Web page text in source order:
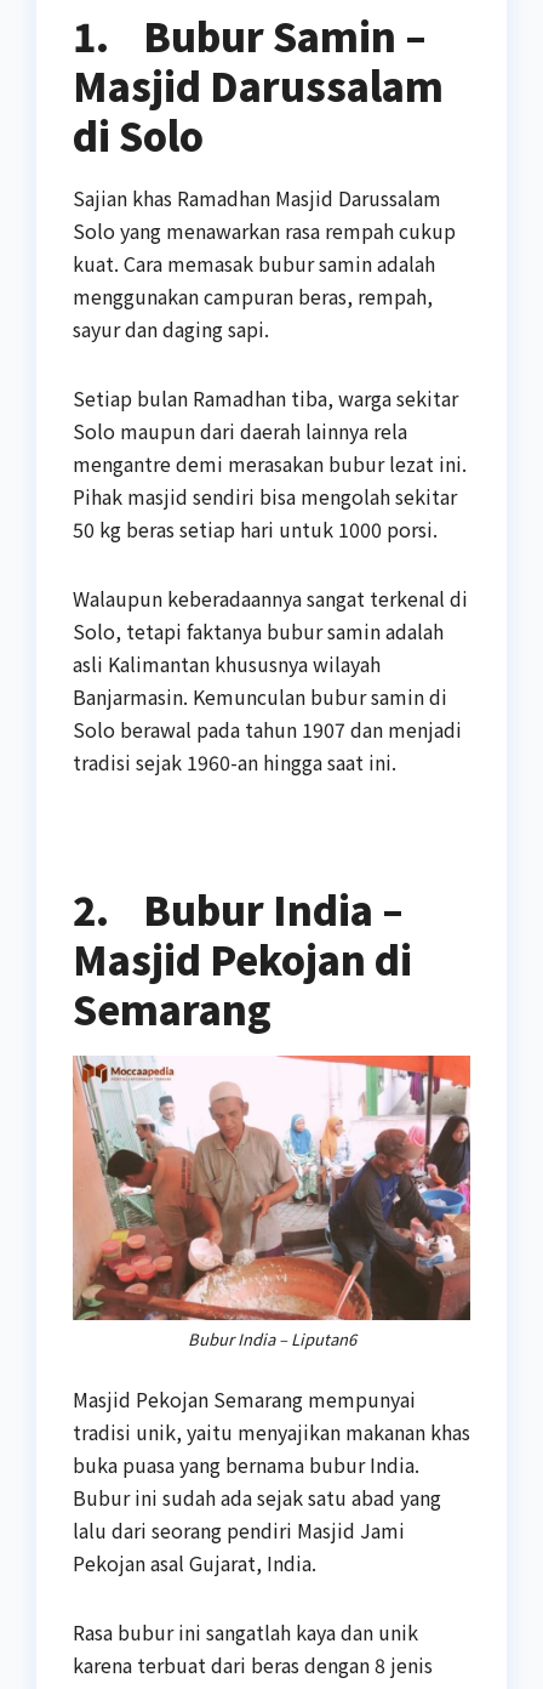
1. Bubur Samin –
Masjid Darussalam
di Solo
Sajian khas Ramadhan Masjid Darussalam
Solo yang menawarkan rasa rempah cukup
kuat. Cara memasak bubur samin adalah
menggunakan campuran beras, rempah,
sayur dan daging sapi.
Setiap bulan Ramadhan tiba, warga sekitar
Solo maupun dari daerah lainnya rela
mengantre demi merasakan bubur lezat ini.
Pihak masjid sendiri bisa mengolah sekitar
50 kg beras setiap hari untuk 1000 porsi.
Walaupun keberadaannya sangat terkenal di
Solo, tetapi faktanya bubur samin adalah
asli Kalimantan khususnya wilayah
Banjarmasin. Kemunculan bubur samin di
Solo berawal pada tahun 1907 dan menjadi
tradisi sejak 1960-an hingga saat ini.
2. Bubur India –
Masjid Pekojan di
Semarang
Bubur India – Liputan6
Masjid Pekojan Semarang mempunyai
tradisi unik, yaitu menyajikan makanan khas
buka puasa yang bernama bubur India.
Bubur ini sudah ada sejak satu abad yang
lalu dari seorang pendiri Masjid Jami
Pekojan asal Gujarat, India.
Rasa bubur ini sangatlah kaya dan unik
karena terbuat dari beras dengan 8 jenis